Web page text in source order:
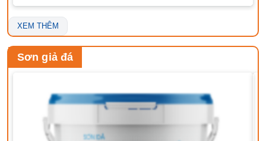
XEM THÊM
Sơn giả đá